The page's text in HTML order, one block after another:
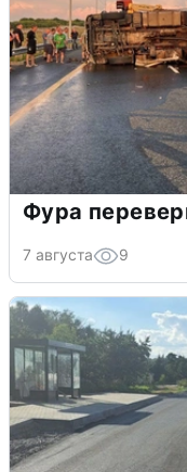
Фура
7 августа 9